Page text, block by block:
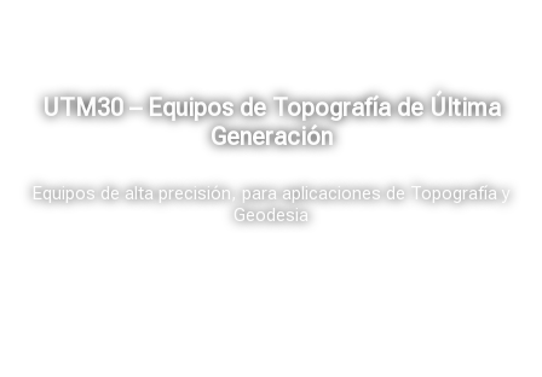
UTM30 – Equipos de Topografía de Última
Generación
Equipos de alta precisión, para aplicaciones de Topografía y
Geodesia